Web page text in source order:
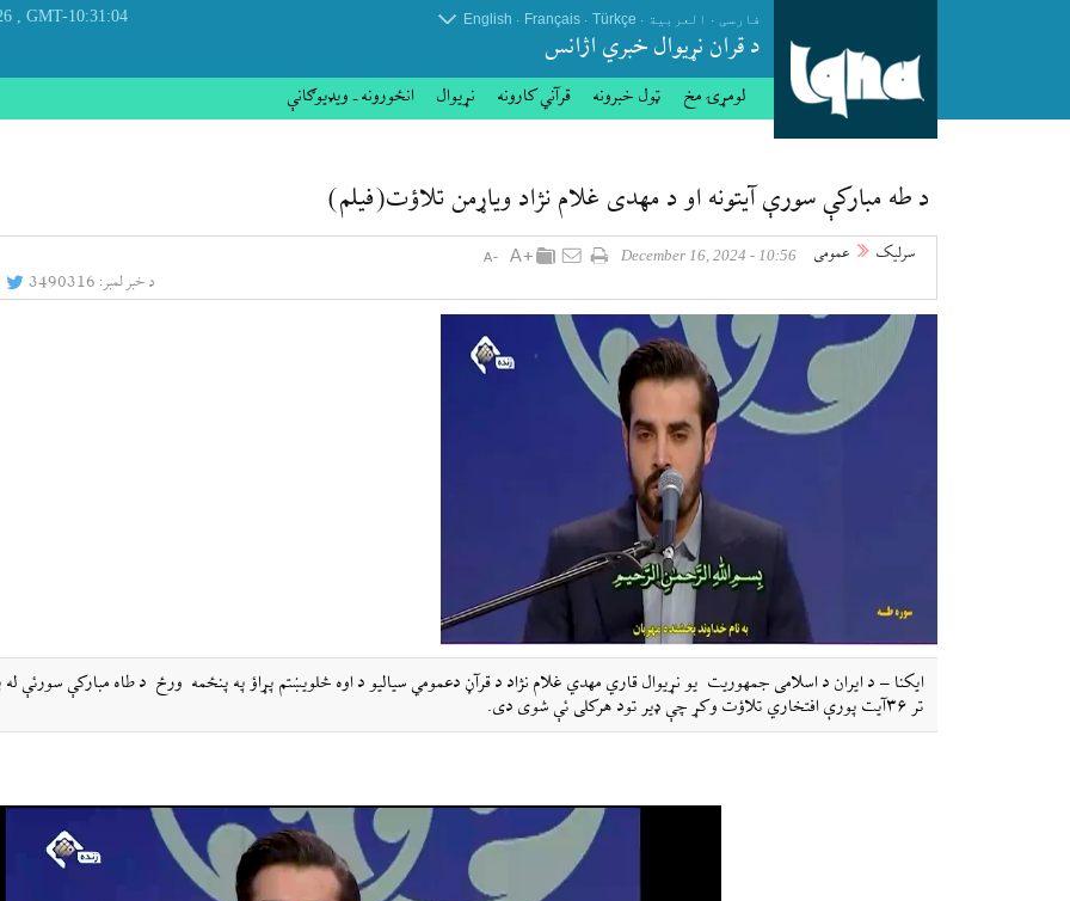
GMT-10:31:04
, Thursday 06 August 2026 فارسی . العربیة .
Türkçe
.
Français
.
English
د قران نړيوال خبري اژانس
لومړۍ مخ ټول خبرونه قرآني کارونه نړيوال انځورونه ـ ویډیوګانې
د طه مبارکې سورې آیتونه او د مهدی غلام نژاد ویاړمن تلاؤت(فیلم)
سرلیک عمومی 10:56 - December 16, 2024
د خبر لمبر: 3490316
ایکنا – د ایران د اسلامی جمهوریت یو نړیوال قاري مهدي غلام نژاد د قرآڼ دعمومي سیالیو د اوه څلویښتم پړاؤ په پنځمه ورځ د طاه مبارکې سورئې له
تر ۳۶آیت پورې افتخاري تلاؤت وکړ چې ډیر تود هرکلی ئې شوی دی.